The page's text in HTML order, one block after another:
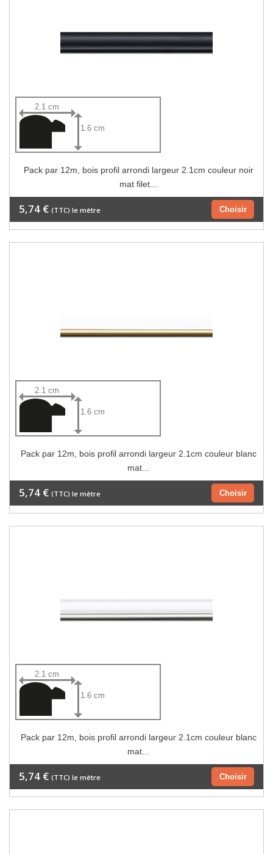
2.1 cm
1.6 cm
Pack par 12m, bois profil arrondi largeur 2.1cm couleur noir
mat filet...
Choisir
5,74 € (TTC) le mètre
2.1 cm
1.6 cm
Pack par 12m, bois profil arrondi largeur 2.1cm couleur blanc
mat...
Choisir
5,74 € (TTC) le mètre
2.1 cm
1.6 cm
Pack par 12m, bois profil arrondi largeur 2.1cm couleur blanc
mat...
Choisir
5,74 € (TTC) le mètre